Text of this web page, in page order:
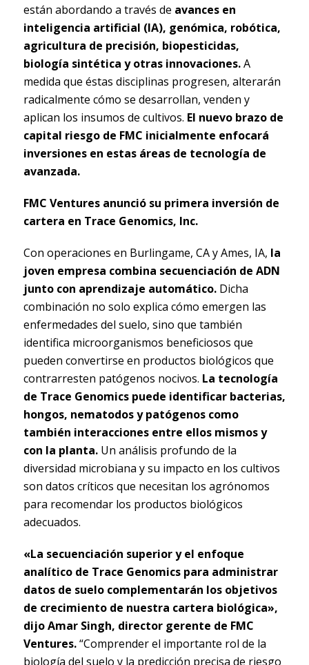
están abordando a través de avances en
inteligencia artificial (IA), genómica, robótica,
agricultura de precisión, biopesticidas,
biología sintética y otras innovaciones.A
medida que éstas disciplinas progresen, alterarán
radicalmente cómo se desarrollan, venden y
aplican los insumos de cultivos. El nuevo brazo de
capital riesgo de FMC inicialmente enfocará
inversiones en estas áreas de tecnología de
avanzada.
FMC Ventures anunció su primera inversión de
cartera en Trace Genomics, Inc.
Con operaciones en Burlingame, CA y Ames, IA, la
joven empresa combina secuenciación de ADN
junto con aprendizaje automático.Dicha
combinación no solo explica cómo emergen las
enfermedades del suelo, sino que también
identifica microorganismos beneficiosos que
pueden convertirse en productos biológicos que
contrarresten patógenos nocivos. La tecnología
de Trace Genomics puede identificar bacterias,
hongos, nematodos y patógenos como
también interacciones entre ellos mismos y
con la planta.Un análisis profundo de la
diversidad microbiana y su impacto en los cultivos
son datos críticos que necesitan los agrónomos
para recomendar los productos biológicos
adecuados.
«La secuenciación superior y el enfoque
analítico de Trace Genomics para administrar
datos de suelo complementarán los objetivos
de crecimiento de nuestra cartera biológica»,
dijo Amar Singh, director gerente de FMC
Ventures.“Comprender el importante rol de la
biología del suelo y la predicción precisa de riesgo